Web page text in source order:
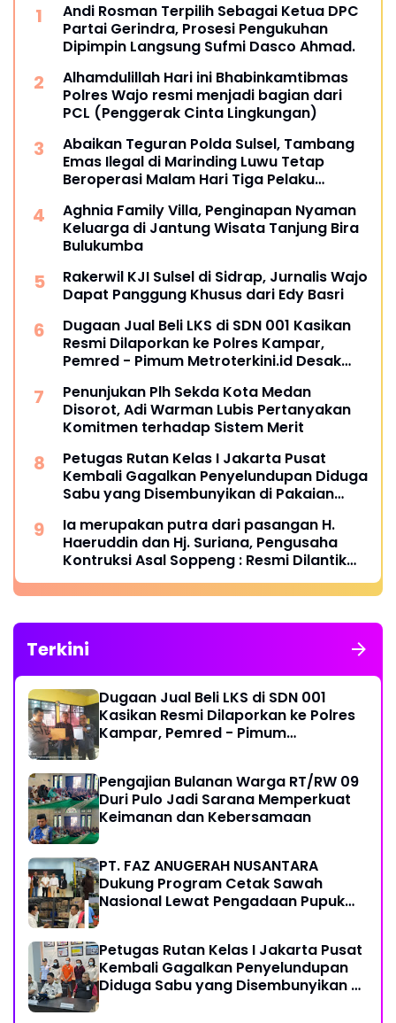
Andi Rosman Terpilih Sebagai Ketua DPC
Partai Gerindra, Prosesi Pengukuhan
Dipimpin Langsung Sufmi Dasco Ahmad.
Alhamdulillah Hari ini Bhabinkamtibmas
Polres Wajo resmi menjadi bagian dari
PCL (Penggerak Cinta Lingkungan)
Abaikan Teguran Polda Sulsel, Tambang
Emas Ilegal di Marinding Luwu Tetap
Beroperasi Malam Hari Tiga Pelaku
Aghnia Family Villa, Penginapan Nyaman
Keluarga di Jantung Wisata Tanjung Bira
Bulukumba
Rakerwil KJI Sulsel di Sidrap, Jurnalis Wajo
Dapat Panggung Khusus dari Edy Basri
Dugaan Jual Beli LKS di SDN 001 Kasikan
Resmi Dilaporkan ke Polres Kampar,
Pemred - Pimum Metroterkini.id Desak
Penunjukan Plh Sekda Kota Medan
Disorot, Adi Warman Lubis Pertanyakan
Komitmen terhadap Sistem Merit
Petugas Rutan Kelas I Jakarta Pusat
Kembali Gagalkan Penyelundupan Diduga
Sabu yang Disembunyikan di Pakaian
Ia merupakan putra dari pasangan H.
Haeruddin dan Hj. Suriana, Pengusaha
Kontruksi Asal Soppeng : Resmi Dilantik
Ketua BPC HIPMI Makassar
Terkini
Dugaan Jual Beli LKS di SDN 001
Kasikan Resmi Dilaporkan ke Polres
Kampar, Pemred - Pimum
Pengajian Bulanan Warga RT/RW 09
Duri Pulo Jadi Sarana Memperkuat
Keimanan dan Kebersamaan
PT. FAZ ANUGERAH NUSANTARA
Dukung Program Cetak Sawah
Nasional Lewat Pengadaan Pupuk
Petugas Rutan Kelas I Jakarta Pusat
Kembali Gagalkan Penyelundupan
Diduga Sabu yang Disembunyikan di